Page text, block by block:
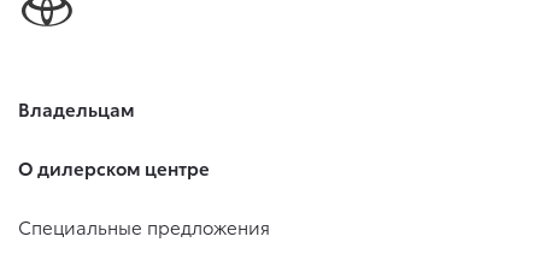
Владельцам
О дилерском центре
Специальные предложения